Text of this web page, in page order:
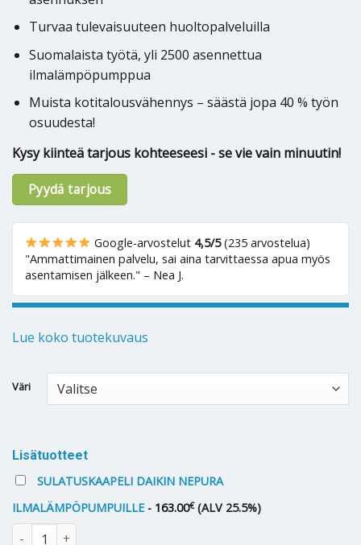
Turvaa tulevaisuuteen huoltopalveluilla
Suomalaista työtä, yli 2500 asennettua
ilmalämpöpumppua
Muista kotitalousvähennys – säästä jopa 40 % työn
osuudesta!
Kysy kiinteä tarjous kohteeseesi - se vie vain minuutin!
Google-arvostelut 4,5/5(235 arvostelua)
"Ammattimainen palvelu, sai aina tarvittaessa apua myös
asentamisen jälkeen." – Nea J.
Pyydä tarjous
Lue koko tuotekuvaus
Väri
Lisätuotteet
SULATUSKAAPELI DAIKIN NEPURA
ILMALÄMPÖPUMPUILLE- 163.00€ (ALV 25.5%)
Ilmalämpöpumppu Daikin Emura N 30 määrä
Alternative: